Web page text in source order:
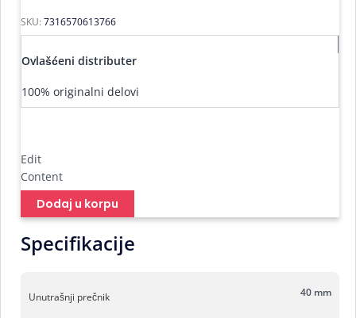
SKU: 7316570613766
Ovlašćeni distributer
100% originalni delovi
Edit
Content
Dodaj u korpu
Specifikacije
Unutrašnji prečnik 40 mm